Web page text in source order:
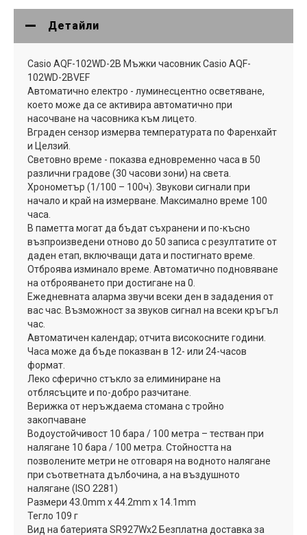
Детайли
Casio AQF-102WD-2B Мъжки часовник Casio AQF-
102WD-2BVEF
Автоматично електро - луминесцентно осветяване,
което може да се активира автоматично при
насочване на часовника към лицето.
Вграден сензор измерва температурата по Фаренхайт
и Целзий.
Световно време - показва едновременно часа в 50
различни градове (30 часови зони) на света.
Хронометър (1/100 – 100ч). Звукови сигнали при
начало и край на измерване. Максимално време 100
часа.
В паметта могат да бъдат съхранени и по-късно
възпроизведени отново до 50 записа с резултатите от
даден етап, включващи дата и постигнато време.
Отброява изминало време. Автоматично подновяване
на отброяването при достигане на 0.
Ежедневната аларма звучи всеки ден в зададения от
вас час. Възможност за звуков сигнал на всеки кръгъл
час.
Автоматичен календар; отчита високосните години.
Часа може да бъде показван в 12- или 24-часов
формат.
Леко сферично стъкло за елиминиране на
отблясъците и по-добро разчитане.
Верижка от неръждаема стомана с тройно
закопчаване
Водоустойчивост 10 бара / 100 метра – тестван при
налягане 10 бара / 100 метра. Стойността на
позволените метри не отговаря на водното налягане
при съответната дълбочина, а на въздушното
налягане (ISO 2281)
Размери 43.0mm x 44.2mm x 14.1mm
Тегло 109 г
Вид на батерията SR927Wx2 Безплатна доставка за